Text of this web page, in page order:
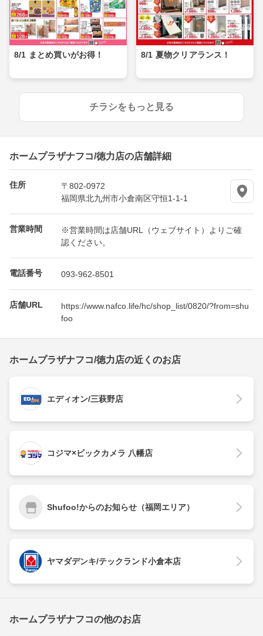
8/1 まとめ買いがお得！ 8/1 夏物クリアランス！
チラシをもっと見る
ホームプラザナフコ/徳力店の店舗詳細
住所
〒802-0972
福岡県北九州市小倉南区守恒1-1-1
営業時間
※営業時間は店舗URL（ウェブサイト）よりご確
認ください。
電話番号 093-962-8501
店舗URL
https://www.nafco.life/hc/shop_list/0820/?from=shu
foo
ホームプラザナフコ/徳力店の近くのお店
エディオン/三萩野店
コジマ×ビックカメラ 八幡店
Shufoo!からのお知らせ（福岡エリア）
ヤマダデンキ/テックランド小倉本店
ホームプラザナフコの他のお店